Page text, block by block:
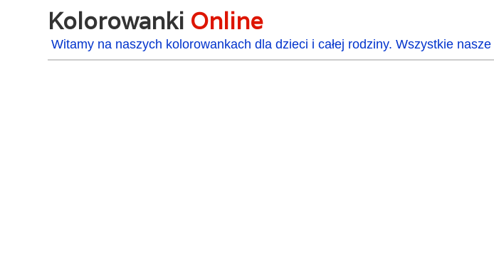
Kolorowanki Online
Witamy na naszych kolorowankach dla dzieci i całej rodziny. Wszystkie